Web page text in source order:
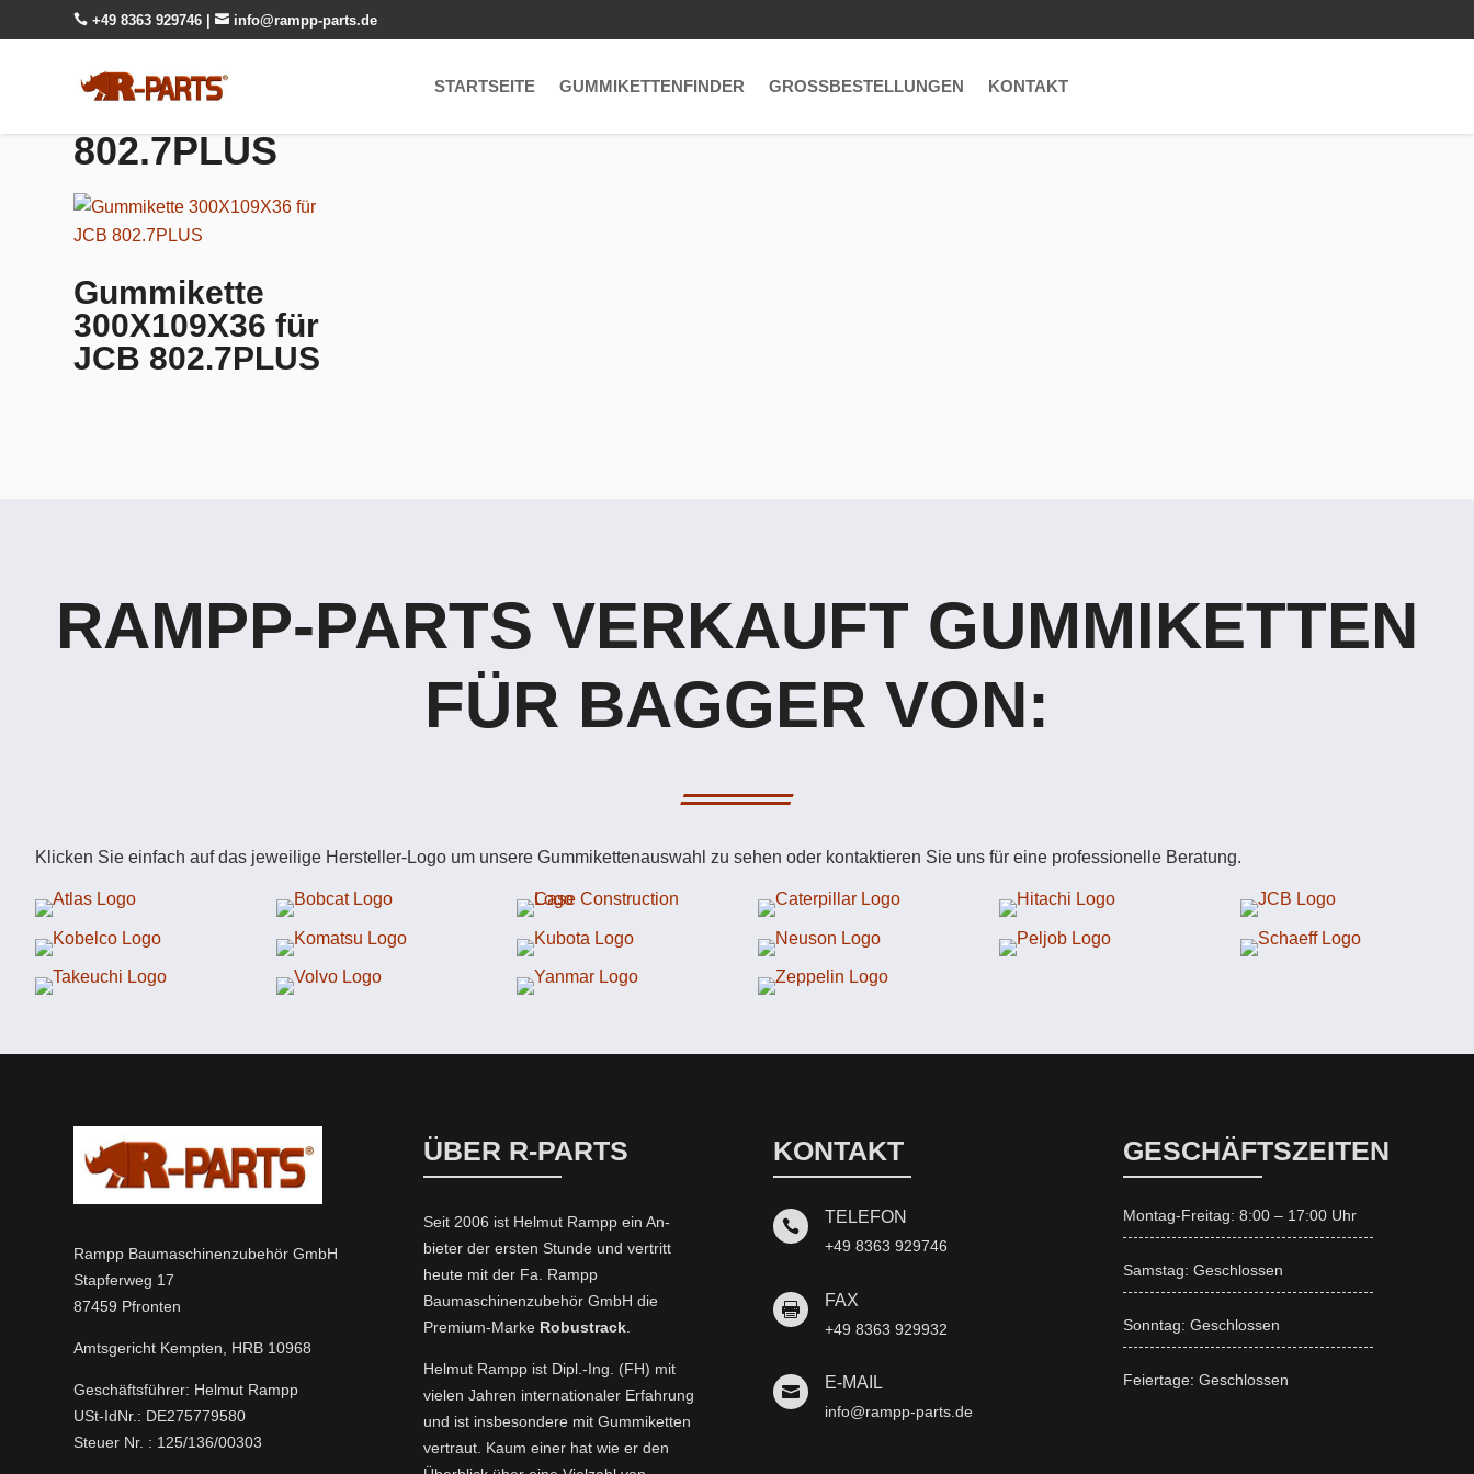
 +49 8363 929746 | info@rampp-parts.de
STARTSEITE GUMMIKETTENFINDER GROSSBESTELLUNGEN KONTAKT
802.7PLUS
Gummikette
300X109X36 für
JCB 802.7PLUS
RAMPP-PARTS VERKAUFT GUMMIKETTEN
FÜR BAGGER VON:
Klicken Sie einfach auf das jeweilige Hersteller-Logo um unsere Gummikettenauswahl zu sehen oder kontaktieren Sie uns für eine professionelle Beratung.
Rampp Baumaschinenzubehör GmbH
Stapferweg 17
87459 Pfronten
Amtsgericht Kempten, HRB 10968
Geschäftsführer: Helmut Rampp
USt-IdNr.: DE275779580
Steuer Nr. : 125/136/00303
ÜBER R-PARTS
Seit 2006 ist Helmut Rampp ein An­
bieter der ersten Stunde und vertritt
heute mit der Fa. Rampp
Baumaschinenzubehör GmbH die
Premium-Marke Robustrack.
Helmut Rampp ist Dipl.-Ing. (FH) mit
vielen Jahren internationaler Erfahrung
und ist insbesondere mit Gummiketten
vertraut. Kaum einer hat wie er den
KONTAKT
 TELEFON
+49 8363 929746
 FAX
+49 8363 929932
 E-MAIL
info@rampp-parts.de
GESCHÄFTSZEITEN
Montag-Freitag: 8:00 – 17:00 Uhr
Samstag: Geschlossen
Sonntag: Geschlossen
Feiertage: Geschlossen